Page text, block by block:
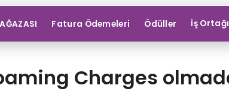
Fatura Ödemeleri Ödüller İş
Charges